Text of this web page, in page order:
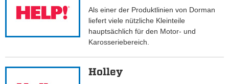
Als einer der Produktlinien von Dorman
liefert viele nützliche Kleinteile
hauptsächlich für den Motor- und
Karosseriebereich.
Holley